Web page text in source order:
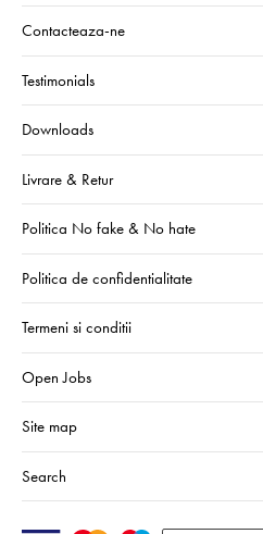
Contacteaza-ne
Testimonials
Downloads
Livrare & Retur
Politica No fake & No hate
Politica de confidentialitate
Termeni si conditii
Open Jobs
Site map
Search